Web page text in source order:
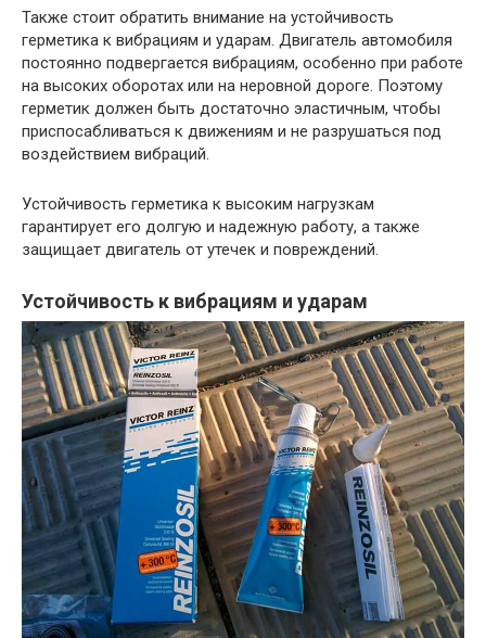
Также стоит обратить внимание на устойчивость
герметика к вибрациям и ударам. Двигатель автомобиля
постоянно подвергается вибрациям, особенно при работе
на высоких оборотах или на неровной дороге. Поэтому
герметик должен быть достаточно эластичным, чтобы
приспосабливаться к движениям и не разрушаться под
воздействием вибраций.
Устойчивость герметика к высоким нагрузкам
гарантирует его долгую и надежную работу, а также
защищает двигатель от утечек и повреждений.
Устойчивость к вибрациям и ударам